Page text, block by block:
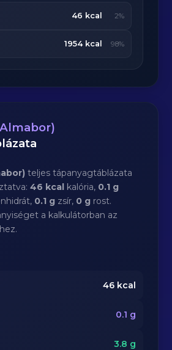
46 kcal 2%
1954 kcal 98%
teljes tápanyagtáblázata
46 kcal kalória, 0.1 g
0.1 g zsír, 0 g rost.
a kalkulátorban az
46kcal
0.1 g
3.8 g